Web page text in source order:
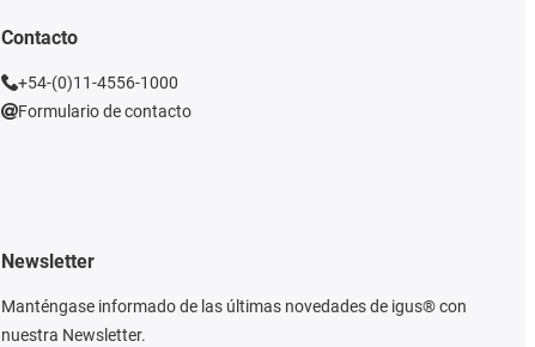
Contacto
+54-(0)11-4556-1000
Formulario de contacto
Newsletter
Manténgase informado de las últimas novedades de igus® con
nuestra Newsletter.